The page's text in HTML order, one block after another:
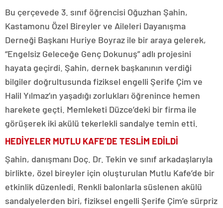
Bu çerçevede 3. sınıf öğrencisi Oğuzhan Şahin,
Kastamonu Özel Bireyler ve Aileleri Dayanışma
Derneği Başkanı Huriye Boyraz ile bir araya gelerek,
“Engelsiz Geleceğe Genç Dokunuş” adlı projesini
hayata geçirdi. Şahin, dernek başkanının verdiği
bilgiler doğrultusunda fiziksel engelli Şerife Çim ve
Halil Yılmaz’ın yaşadığı zorlukları öğrenince hemen
harekete geçti. Memleketi Düzce’deki bir firma ile
görüşerek iki akülü tekerlekli sandalye temin etti.
HEDİYELER MUTLU KAFE’DE TESLİM EDİLDİ
Şahin, danışmanı Doç. Dr. Tekin ve sınıf arkadaşlarıyla
birlikte, özel bireyler için oluşturulan Mutlu Kafe’de bir
etkinlik düzenledi. Renkli balonlarla süslenen akülü
sandalyelerden biri, fiziksel engelli Şerife Çim’e sürpriz